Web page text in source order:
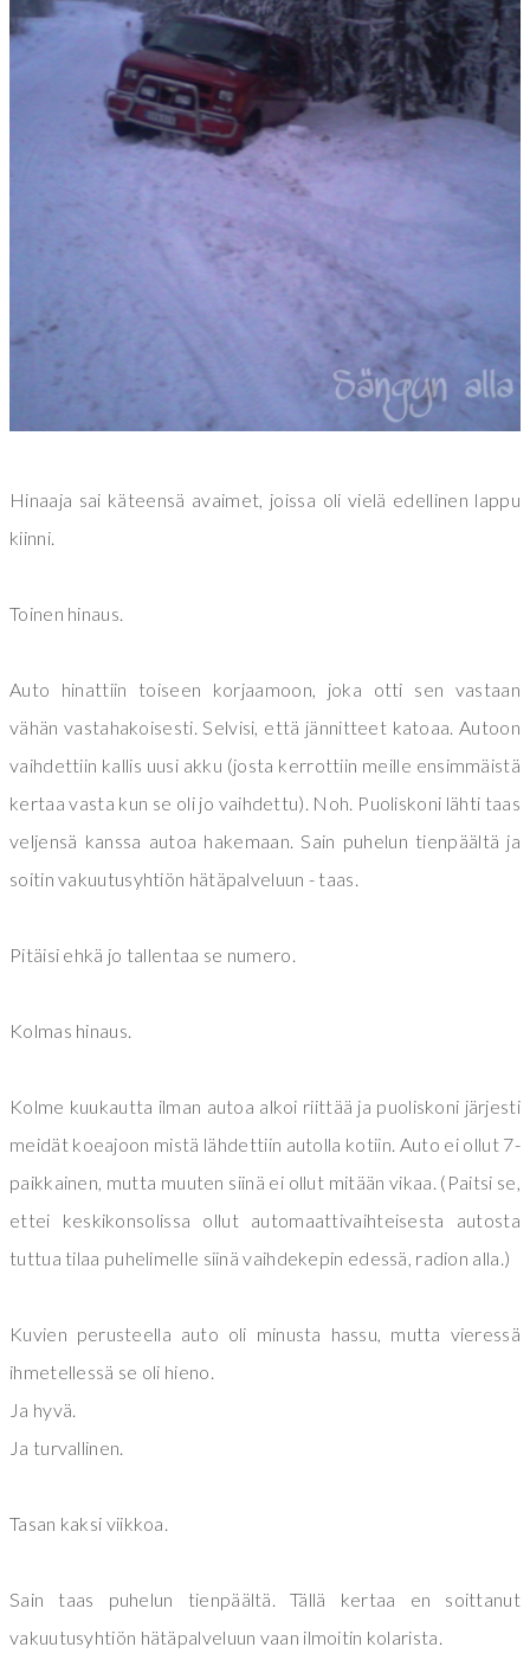
Hinaaja sai käteensä avaimet, joissa oli vielä edellinen lappu
kiinni.
Toinen hinaus.
Auto hinattiin toiseen korjaamoon, joka otti sen vastaan
vähän vastahakoisesti. Selvisi, että jännitteet katoaa. Autoon
vaihdettiin kallis uusi akku (josta kerrottiin meille ensimmäistä
kertaa vasta kun se oli jo vaihdettu). Noh. Puoliskoni lähti taas
veljensä kanssa autoa hakemaan. Sain puhelun tienpäältä ja
soitin vakuutusyhtiön hätäpalveluun - taas.
Pitäisi ehkä jo tallentaa se numero.
Kolmas hinaus.
Kolme kuukautta ilman autoa alkoi riittää ja puoliskoni järjesti
meidät koeajoon mistä lähdettiin autolla kotiin. Auto ei ollut 7-
paikkainen, mutta muuten siinä ei ollut mitään vikaa. (Paitsi se,
ettei keskikonsolissa ollut automaattivaihteisesta autosta
tuttua tilaa puhelimelle siinä vaihdekepin edessä, radion alla.)
Kuvien perusteella auto oli minusta hassu, mutta vieressä
ihmetellessä se oli hieno.
Ja hyvä.
Ja turvallinen.
Tasan kaksi viikkoa.
Sain taas puhelun tienpäältä. Tällä kertaa en soittanut
vakuutusyhtiön hätäpalveluun vaan ilmoitin kolarista.